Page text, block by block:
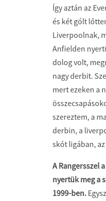
Így aztán az
és két gólt
Liverpoolnak,
Anfielden
dolog volt,
nagy derbit.
mert ezeken a
szereztem, a
derbin, a
skót ligában,
A Rangersszel
nyertük meg a
1999-ben.